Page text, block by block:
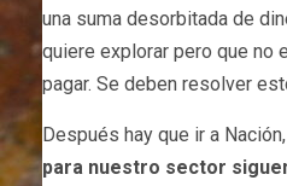
una suma desorbitada de
quiere explorar pero que no
pagar. Se deben resolver
Después hay que ir a
para nuestro sector